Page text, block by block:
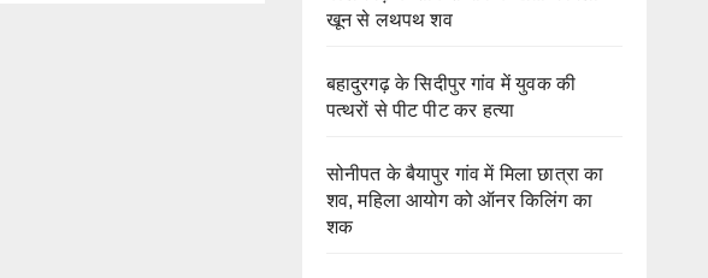
खून से लथपथ शव
बहादुरगढ़ के सिदीपुर गांव में युवक की
पत्थरों से पीट पीट कर हत्या
सोनीपत के बैयापुर गांव में मिला छात्रा का
शव, महिला आयोग को ऑनर किलिंग का
शक